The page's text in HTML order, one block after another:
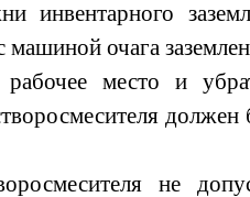
инвентарного
машиной очага
рабочее место и
не